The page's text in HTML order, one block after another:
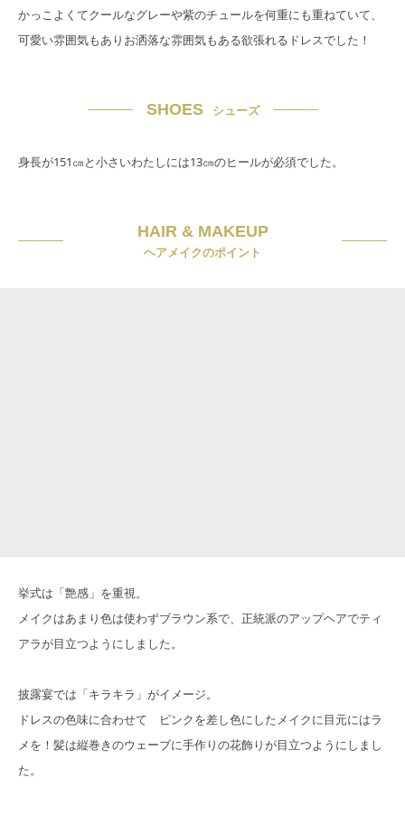
かっこよくてクールなグレーや紫のチュールを何重にも重ねていて、
可愛い雰囲気もありお洒落な雰囲気もある欲張れるドレスでした！
SHOES シューズ
身長が151㎝と小さいわたしには13㎝のヒールが必須でした。
HAIR & MAKEUP
ヘアメイクのポイント
挙式は「艶感」を重視。
メイクはあまり色は使わずブラウン系で、正統派のアップヘアでティ
アラが目立つようにしました。
披露宴では「キラキラ」がイメージ。
ドレスの色味に合わせて ピンクを差し色にしたメイクに目元にはラ
メを！髪は縦巻きのウェーブに手作りの花飾りが目立つようにしまし
た。